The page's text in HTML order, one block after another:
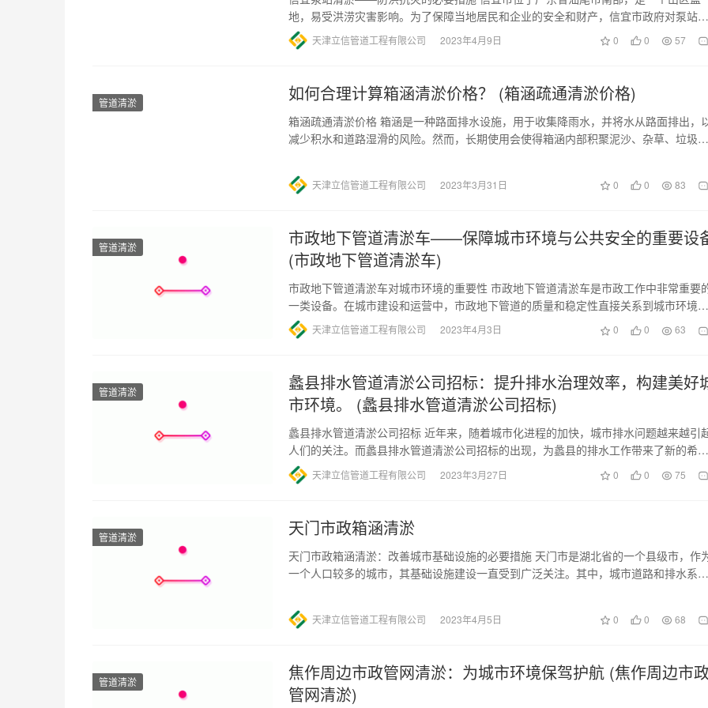
地，易受洪涝灾害影响。为了保障当地居民和企业的安全和财产，信宜市政府对泵站进
行了整修和加固，并定期清淤。…
天津立信管道工程有限公司 2023年4月9日 0 0 57
管道清淤 如何合理计算箱涵清淤价格？ (箱涵疏通清淤价格)
箱涵疏通清淤价格 箱涵是一种路面排水设施，用于收集降雨水，并将水从路面排出，
减少积水和道路湿滑的风险。然而，长期使用会使得箱涵内部积聚泥沙、杂草、垃圾等
天津立信管道工程有限公司 2023年3月31日 0 0 83
管道清淤
市政地下管道清淤车——保障城市环境与公共安全的重要设
(市政地下管道清淤车)
市政地下管道清淤车对城市环境的重要性 市政地下管道清淤车是市政工作中非常重要
一类设备。在城市建设和运营中，市政地下管道的质量和稳定性直接关系到城市环境和
公共安全。而市政地下管道清…
天津立信管道工程有限公司 2023年4月3日 0 0 63
管道清淤
蠡县排水管道清淤公司招标：提升排水治理效率，构建美好
市环境。 (蠡县排水管道清淤公司招标)
蠡县排水管道清淤公司招标 近年来，随着城市化进程的加快，城市排水问题越来越引
人们的关注。而蠡县排水管道清淤公司招标的出现，为蠡县的排水工作带来了新的希
望。 首先，蠡县排水问题的背…
天津立信管道工程有限公司 2023年3月27日 0 0 75
管道清淤 天门市政箱涵清淤
天门市政箱涵清淤：改善城市基础设施的必要措施 天门市是湖北省的一个县级市，作
一个人口较多的城市，其基础设施建设一直受到广泛关注。其中，城市道路和排水系统
天津立信管道工程有限公司 2023年4月5日 0 0 68
管道清淤
焦作周边市政管网清淤：为城市环境保驾护航 (焦作周边市
管网清淤)